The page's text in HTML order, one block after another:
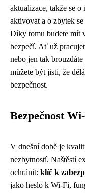
aktualizace, takže se
aktivovat a o zbytek
Díky tomu budete mít
bezpečí. Ať už
nebo jen tak
můžete být jisti, že
bezpečnost.
Bezpečnost
V dnešní době je
nezbytností. Naštěstí
ochránit: klíč k
jako heslo k Wi-Fi,